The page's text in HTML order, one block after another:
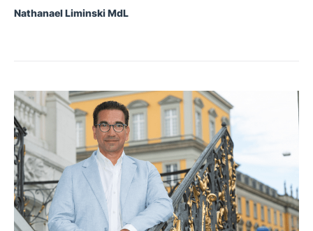
Nathanael Liminski MdL